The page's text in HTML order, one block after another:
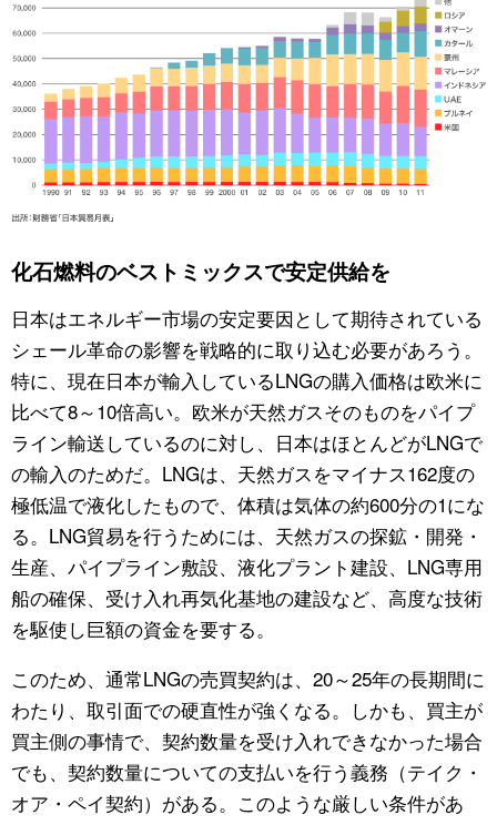
化石燃料のベストミックスで安定供給を
日本はエネルギー市場の安定要因として期待されている
シェール革命の影響を戦略的に取り込む必要があろう。
特に、現在日本が輸入しているLNGの購入価格は欧米に
比べて8～10倍高い。欧米が天然ガスそのものをパイプ
ライン輸送しているのに対し、日本はほとんどがLNGで
の輸入のためだ。LNGは、天然ガスをマイナス162度の
極低温で液化したもので、体積は気体の約600分の1にな
る。LNG貿易を行うためには、天然ガスの探鉱・開発・
生産、パイプライン敷設、液化プラント建設、LNG専用
船の確保、受け入れ再気化基地の建設など、高度な技術
を駆使し巨額の資金を要する。
このため、通常LNGの売買契約は、20～25年の長期間に
わたり、取引面での硬直性が強くなる。しかも、買主が
買主側の事情で、契約数量を受け入れできなかった場合
でも、契約数量についての支払いを行う義務（テイク・
オア・ペイ契約）がある。このような厳しい条件があ